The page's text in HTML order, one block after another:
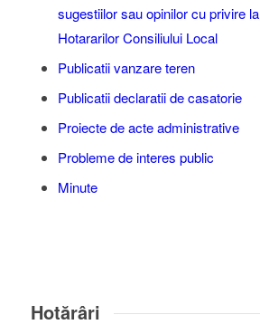
sugestiilor sau opinilor cu privire
Hotararilor Consiliului Local
Publicatii vanzare teren
Publicatii declaratii de casatorie
Proiecte de acte administrative
Probleme de interes public
Minute
Hotărâri